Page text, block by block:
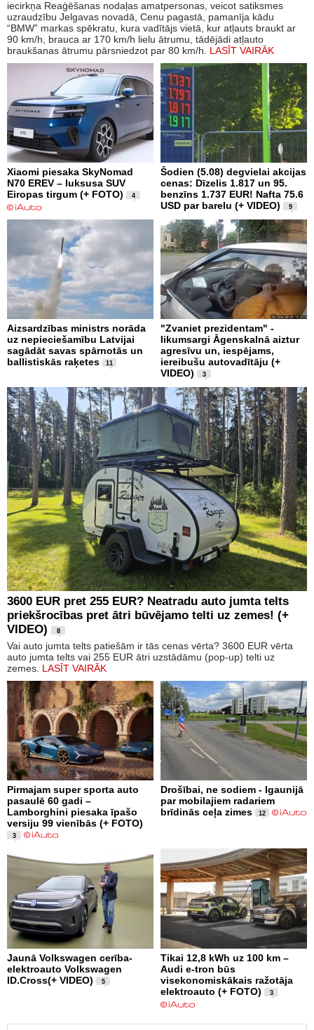
iecirkņa Reaģēšanas nodaļas amatpersonas, veicot satiksmes
uzraudzību Jelgavas novadā, Cenu pagastā, pamanīja kādu
“BMW” markas spēkratu, kura vadītājs vietā, kur atļauts braukt ar
90 km/h, brauca ar 170 km/h lielu ātrumu, tādējādi atļauto
braukšanas ātrumu pārsniedzot par 80 km/h. LASĪT VAIRĀK
Xiaomi piesaka SkyNomad
N70 EREV – luksusa SUV
Eiropas tirgum (+ FOTO)
4
Šodien (5.08) degvielai akcijas
cenas: Dīzelis 1.817 un 95.
benzīns 1.737 EUR! Nafta 75.6
USD par barelu (+ VIDEO)
9
Aizsardzības ministrs norāda
uz nepieciešamību Latvijai
sagādāt savas spārnotās un
ballistiskās raķetes
11
"Zvaniet prezidentam" -
likumsargi Āgenskalnā aiztur
agresīvu un, iespējams,
iereibušu autovadītāju (+
VIDEO)
3
3600 EUR pret 255 EUR? Neatradu auto jumta telts
priekšrocības pret ātri būvējamo telti uz zemes! (+
VIDEO)
8
Vai auto jumta telts patiešām ir tās cenas vērta? 3600 EUR vērta
auto jumta telts vai 255 EUR ātri uzstādāmu (pop-up) telti uz
zemes. LASĪT VAIRĀK
Pirmajam super sporta auto
pasaulē 60 gadi –
Lamborghini piesaka īpašo
versiju 99 vienībās (+ FOTO)
3
Drošībai, ne sodiem - Igaunijā
par mobilajiem radariem
brīdinās ceļa zimes
12
Jaunā Volkswagen cerība-
elektroauto Volkswagen
ID.Cross(+ VIDEO)
5
Tikai 12,8 kWh uz 100 km –
Audi e-tron būs
visekonomiskākais ražotāja
elektroauto (+ FOTO)
3